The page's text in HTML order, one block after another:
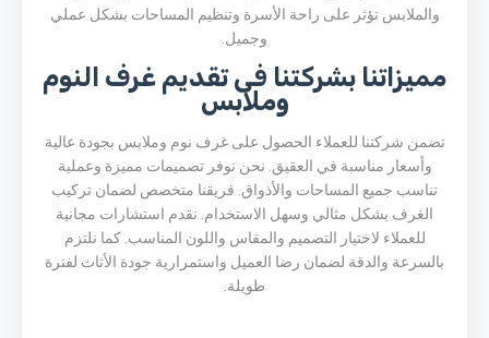
والملابس تؤثر على راحة الأسرة وتنظيم المساحات بشكل عملي
وجميل.
مميزاتنا بشركتنا فى تقديم غرف النوم
وملابس
تضمن شركتنا للعملاء الحصول على غرف نوم وملابس بجودة عالية
وأسعار مناسبة في العقيق. نحن نوفر تصميمات مميزة وعملية
تناسب جميع المساحات والأذواق. فريقنا متخصص لضمان تركيب
الغرف بشكل مثالي وسهل الاستخدام. نقدم استشارات مجانية
للعملاء لاختيار التصميم والمقاس واللون المناسب. كما نلتزم
بالسرعة والدقة لضمان رضا العميل واستمرارية جودة الأثاث لفترة
طويلة.